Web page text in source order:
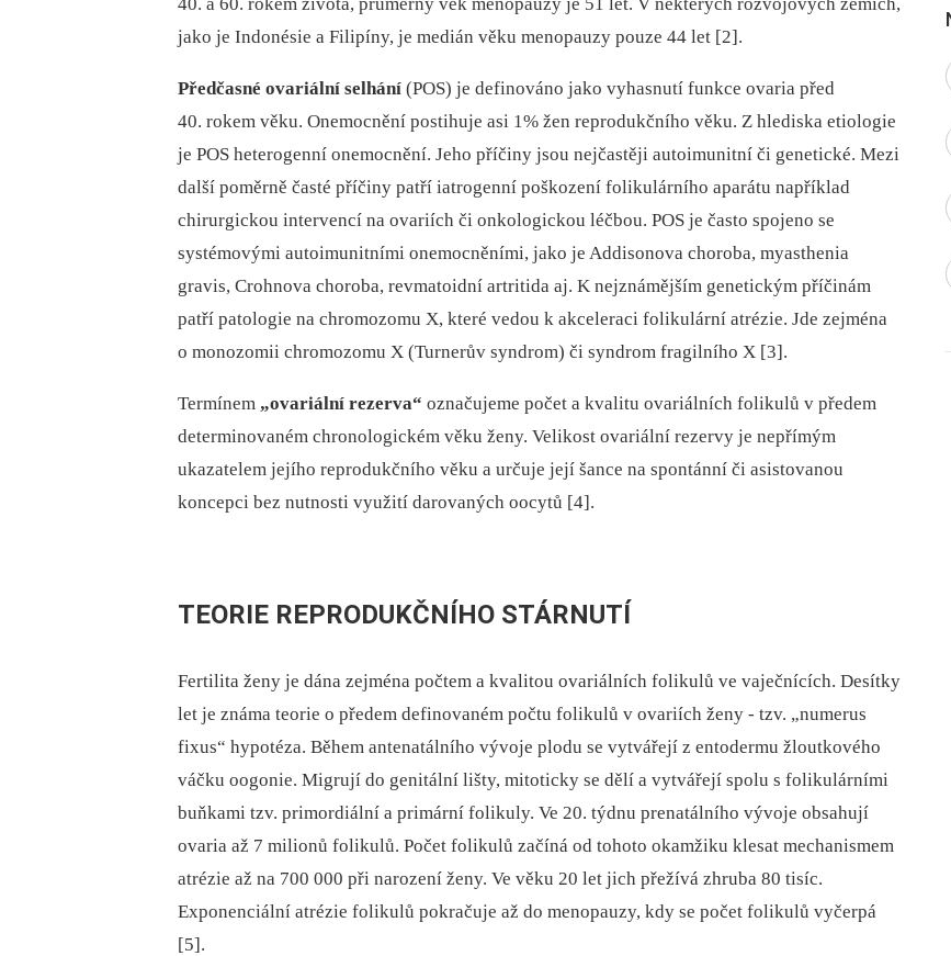
40. a 60. rokem života, průměrný věk menopauzy je 51 let. V některých rozvojových zemích,
jako je Indonésie a Filipíny, je medián věku menopauzy pouze 44 let [2].
Předčasné ovariální selhání (POS) je definováno jako vyhasnutí funkce ovaria před
40. rokem věku. Onemocnění postihuje asi 1% žen reprodukčního věku. Z hlediska etiologie
je POS heterogenní onemocnění. Jeho příčiny jsou nejčastěji autoimunitní či genetické. Mezi
další poměrně časté příčiny patří iatrogenní poškození folikulárního aparátu například
chirurgickou intervencí na ovariích či onkologickou léčbou. POS je často spojeno se
systémovými autoimunitními onemocněními, jako je Addisonova choroba, myasthenia
gravis, Crohnova choroba, revmatoidní artritida aj. K nejznámějším genetickým příčinám
patří patologie na chromozomu X, které vedou k akceleraci folikulární atrézie. Jde zejména
o monozomii chromozomu X (Turnerův syndrom) či syndrom fragilního X [3].
Termínem „ovariální rezerva“ označujeme počet a kvalitu ovariálních folikulů v předem
determinovaném chronologickém věku ženy. Velikost ovariální rezervy je nepřímým
ukazatelem jejího reprodukčního věku a určuje její šance na spontánní či asistovanou
koncepci bez nutnosti využití darovaných oocytů [4].
TEORIE REPRODUKČNÍHO STÁRNUTÍ
Fertilita ženy je dána zejména počtem a kvalitou ovariálních folikulů ve vaječnících. Desítky
let je známa teorie o předem definovaném počtu folikulů v ovariích ženy -⁠ tzv. „numerus
fixus“ hypotéza. Během antenatálního vývoje plodu se vytvářejí z entodermu žloutkového
váčku oogonie. Migrují do genitální lišty, mitoticky se dělí a vytvářejí spolu s folikulárními
buňkami tzv. primordiální a primární folikuly. Ve 20. týdnu prenatálního vývoje obsahují
ovaria až 7 milionů folikulů. Počet folikulů začíná od tohoto okamžiku klesat mechanismem
atrézie až na 700 000 při narození ženy. Ve věku 20 let jich přežívá zhruba 80 tisíc.
Exponenciální atrézie folikulů pokračuje až do menopauzy, kdy se počet folikulů vyčerpá
[5].